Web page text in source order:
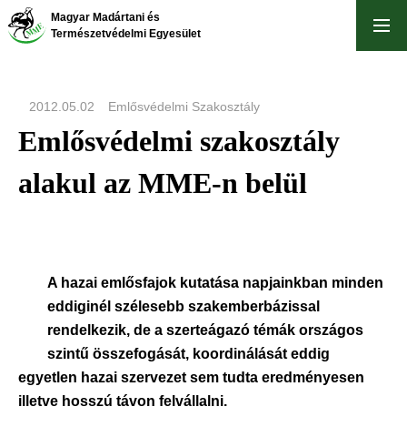
Ugrás
Magyar Madártani és
Természetvédelmi Egyesület
2012.05.02 Emlősvédelmi Szakosztály
Emlősvédelmi szakosztály
alakul az MME-n belül
A hazai emlősfajok kutatása napjainkban minden
eddiginél szélesebb szakemberbázissal
rendelkezik, de a szerteágazó témák országos
szintű összefogását, koordinálását eddig
egyetlen hazai szervezet sem tudta eredményesen
illetve hosszú távon felvállalni.